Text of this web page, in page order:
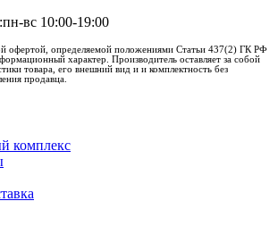
пн-вс 10:00-19:00
офертой, определяемой положениями Статьи 437(2) ГК РФ
характер. Производитель оставляет за собой
товара, его внешний вид и и комплектность без
продавца.
комплекс